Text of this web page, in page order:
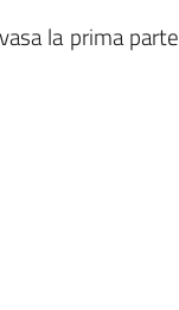
la prima parte